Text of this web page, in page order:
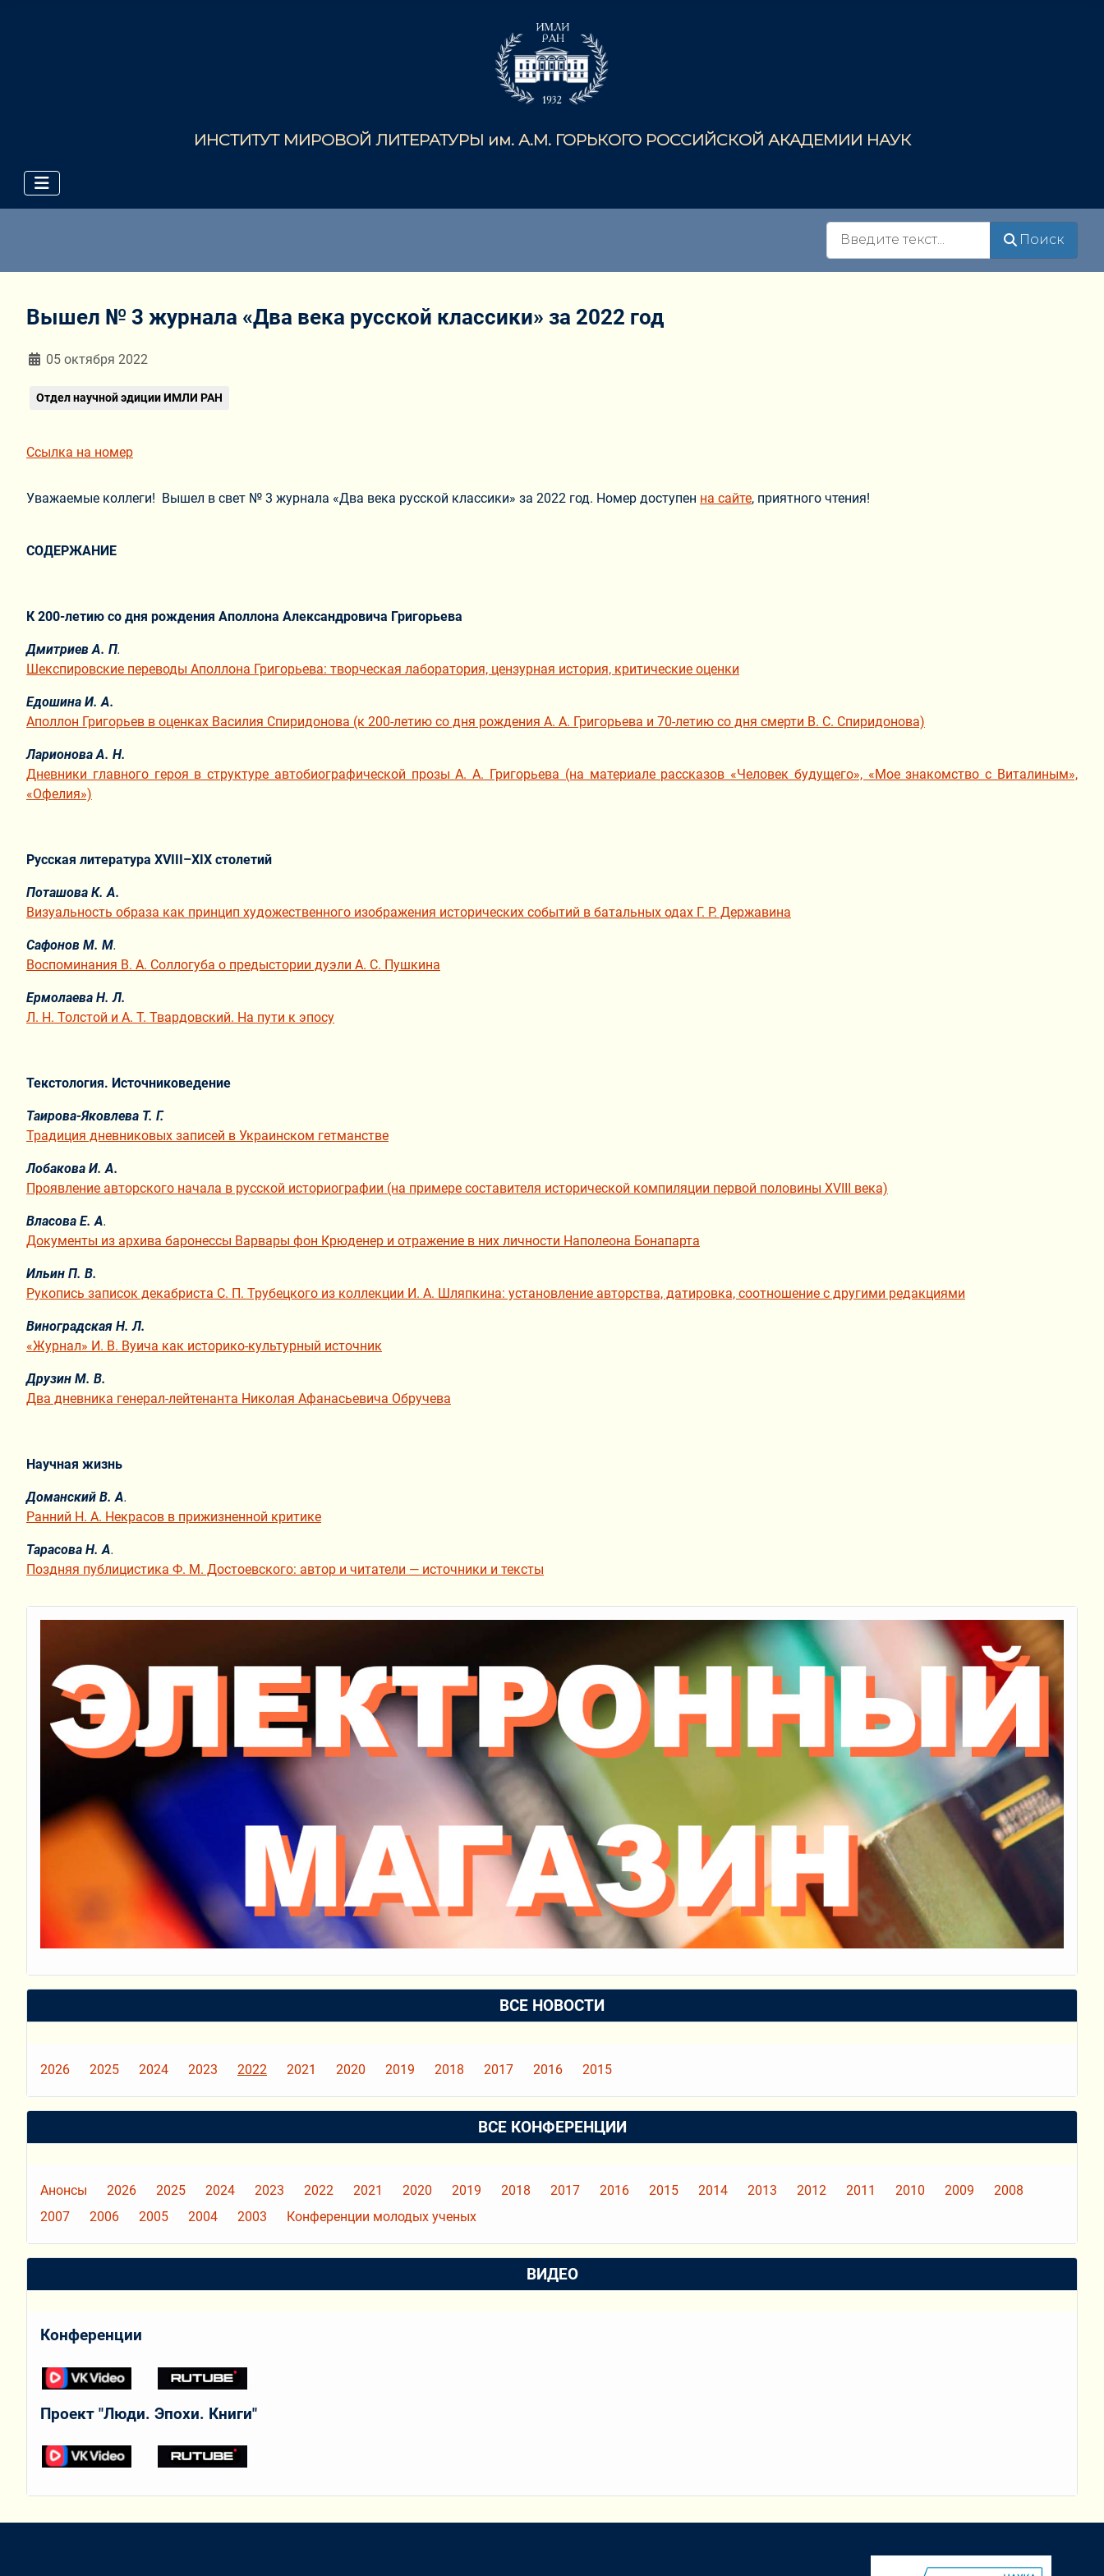
ИНСТИТУТ МИРОВОЙ ЛИТЕРАТУРЫ им. А.М. ГОРЬКОГО РОССИЙСКОЙ АКАДЕМИИ НАУК
Поиск
Вышел № 3 журнала «Два века русской классики» за 2022 год
Информация о материале
05 октября 2022
Отдел научной эдиции ИМЛИ РАН
Ссылка на номер
Уважаемые коллеги! Вышел в свет № 3 журнала «Два века русской классики» за 2022 год. Номер доступен на сайте, приятного чтения!
СОДЕРЖАНИЕ
К 200-летию со дня рождения Аполлона Александровича Григорьева
Дмитриев А. П.
Шекспировские переводы Аполлона Григорьева: творческая лаборатория, цензурная история, критические оценки
Едошина И. А.
Аполлон Григорьев в оценках Василия Спиридонова (к 200-летию со дня рождения А. А. Григорьева и 70-летию со дня смерти В. С. Спиридонова)
Ларионова А. Н.
Дневники главного героя в структуре автобиографической прозы А. А. Григорьева (на материале рассказов «Человек будущего», «Мое знакомство с Виталиным»,
«Офелия»)
Русская литература XVIII–XIX столетий
Поташова К. А.
Визуальность образа как принцип художественного изображения исторических событий в батальных одах Г. Р. Державина
Сафонов М. М.
Воспоминания В. А. Соллогуба о предыстории дуэли А. С. Пушкина
Ермолаева Н. Л.
Л. Н. Толстой и А. Т. Твардовский. На пути к эпосу
Текстология. Источниковедение
Таирова-Яковлева Т. Г.
Традиция дневниковых записей в Украинском гетманстве
Лобакова И. А.
Проявление авторского начала в русской историографии (на примере составителя исторической компиляции первой половины XVIII века)
Власова Е. А.
Документы из архива баронессы Варвары фон Крюденер и отражение в них личности Наполеона Бонапарта
Ильин П. В.
Рукопись записок декабриста С. П. Трубецкого из коллекции И. А. Шляпкина: установление авторства, датировка, соотношение с другими редакциями
Виноградская Н. Л.
«Журнал» И. В. Вуича как историко-культурный источник
Друзин М. В.
Два дневника генерал-лейтенанта Николая Афанасьевича Обручева
Научная жизнь
Доманский В. А.
Ранний Н. А. Некрасов в прижизненной критике
Тарасова Н. А.
Поздняя публицистика Ф. М. Достоевского: автор и читатели — источники и тексты
ВСЕ НОВОСТИ
2026 2025 2024 2023 2022 2021 2020 2019 2018 2017 2016 2015
ВСЕ КОНФЕРЕНЦИИ
Анонсы 2026 2025 2024 2023 2022 2021 2020 2019 2018 2017 2016 2015 2014 2013 2012 2011 2010 2009
2008
2007
2006 2005 2004 2003 Конференции молодых ученых
ВИДЕО
Конференции
Проект "Люди. Эпохи. Книги"